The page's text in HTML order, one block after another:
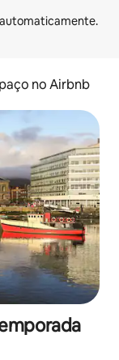
no Airbnb